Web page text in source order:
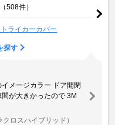
（508件）
トライカーカバー
探す
メージカラー ドア開閉
が大きかったので 3M
クロスハイブリッド）